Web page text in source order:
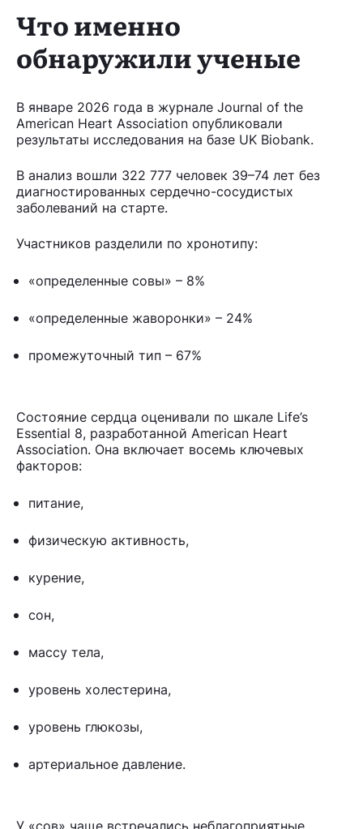
Что именно
обнаружили ученые
В январе 2026 года в журнале Journal of the
American Heart Association опубликовали
результаты исследования на базе UK Biobank.
В анализ вошли 322 777 человек 39–74 лет без
диагностированных сердечно-сосудистых
заболеваний на старте.
Участников разделили по хронотипу:
«определенные совы» – 8%
«определенные жаворонки» – 24%
промежуточный тип – 67%
Состояние сердца оценивали по шкале Life’s
Essential 8, разработанной American Heart
Association. Она включает восемь ключевых
факторов:
питание,
физическую активность,
курение,
сон,
массу тела,
уровень холестерина,
уровень глюкозы,
артериальное давление.
У «сов» чаще встречались неблагоприятные